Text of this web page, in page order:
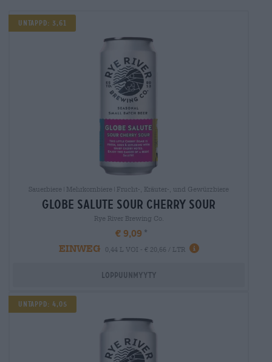
UNTAPPD: 3,61
Sauerbiere|Mehrkornbiere|Frucht-, Kräuter-, und Gewürzbiere
globe salute sour cherry sour
Rye River Brewing Co.
€ 9,09
EINWEG
0,44 L VOI - € 20,66 / LTR
Loppuunmyyty
UNTAPPD: 4,05